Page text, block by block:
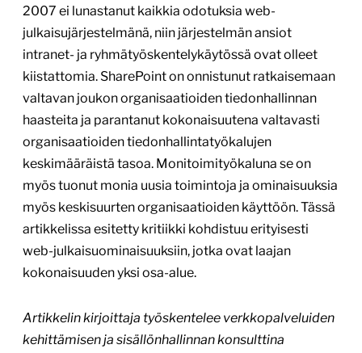
2007 ei lunastanut kaikkia odotuksia web-
julkaisujärjestelmänä, niin järjestelmän ansiot
intranet- ja ryhmätyöskentelykäytössä ovat olleet
kiistattomia. SharePoint on onnistunut ratkaisemaan
valtavan joukon organisaatioiden tiedonhallinnan
haasteita ja parantanut kokonaisuutena valtavasti
organisaatioiden tiedonhallintatyökalujen
keskimääräistä tasoa. Monitoimityökaluna se on
myös tuonut monia uusia toimintoja ja ominaisuuksia
myös keskisuurten organisaatioiden käyttöön. Tässä
artikkelissa esitetty kritiikki kohdistuu erityisesti
web-julkaisuominaisuuksiin, jotka ovat laajan
kokonaisuuden yksi osa-alue.
Artikkelin kirjoittaja työskentelee verkkopalveluiden
kehittämisen ja sisällönhallinnan konsulttina